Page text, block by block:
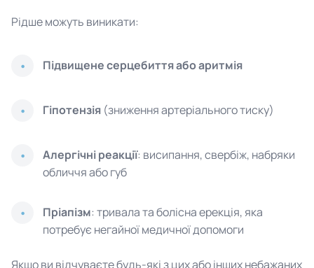
Рідше можуть виникати:
Підвищене серцебиття або аритмія
Гіпотензія (зниження артеріального тиску)
Алергічні реакції: висипання, свербіж, набряки
обличчя або губ
Пріапізм: тривала та болісна ерекція, яка
потребує негайної медичної допомоги
Якщо ви відчуваєте будь-які з цих або інших небажаних